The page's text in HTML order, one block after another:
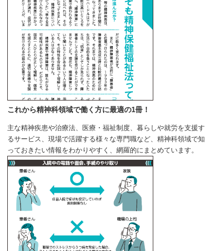
これから精神科領域で働く方に最適の1冊！
主な精神疾患や治療法、医療・福祉制度、暮らしや就労を支援す
るサービス、現場で活躍する様々な専門職など、精神科領域で知
っておきたい情報をわかりやすく、網羅的にまとめています。